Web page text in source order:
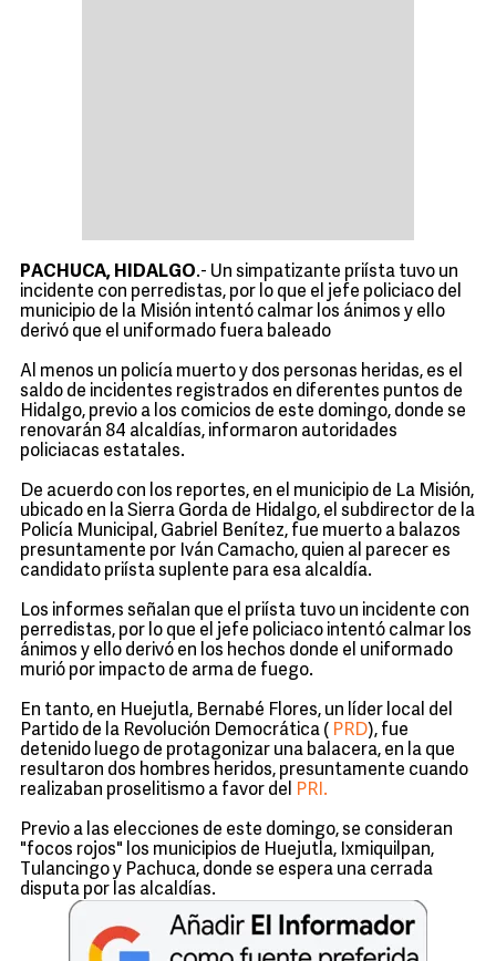
PACHUCA, HIDALGO.- Un simpatizante priísta tuvo un
incidente con perredistas, por lo que el jefe policiaco del
municipio de la Misión intentó calmar los ánimos y ello
derivó que el uniformado fuera baleado
Al menos un policía muerto y dos personas heridas, es el
saldo de incidentes registrados en diferentes puntos de
Hidalgo, previo a los comicios de este domingo, donde se
renovarán 84 alcaldías, informaron autoridades
policiacas estatales.
De acuerdo con los reportes, en el municipio de La Misión,
ubicado en la Sierra Gorda de Hidalgo, el subdirector de la
Policía Municipal, Gabriel Benítez, fue muerto a balazos
presuntamente por Iván Camacho, quien al parecer es
candidato priísta suplente para esa alcaldía.
Los informes señalan que el priísta tuvo un incidente con
perredistas, por lo que el jefe policiaco intentó calmar los
ánimos y ello derivó en los hechos donde el uniformado
murió por impacto de arma de fuego.
En tanto, en Huejutla, Bernabé Flores, un líder local del
Partido de la Revolución Democrática ( PRD), fue
detenido luego de protagonizar una balacera, en la que
resultaron dos hombres heridos, presuntamente cuando
realizaban proselitismo a favor del
PRI.
Previo a las elecciones de este domingo, se consideran
"focos rojos" los municipios de Huejutla, Ixmiquilpan,
Tulancingo y Pachuca, donde se espera una cerrada
disputa por las alcaldías.